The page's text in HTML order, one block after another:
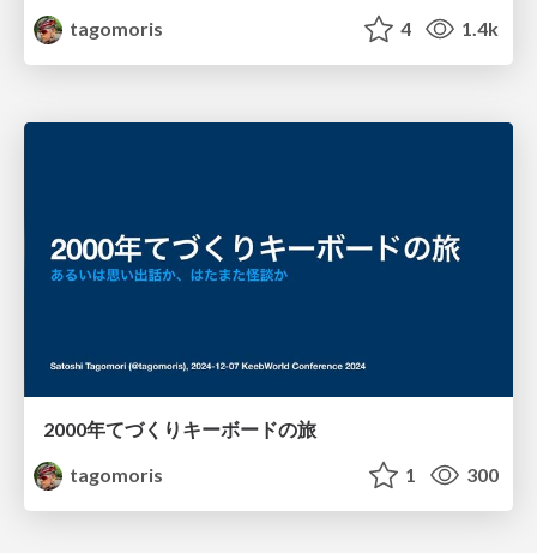
tagomoris
4 1.4k
2000年てづくりキーボードの旅
tagomoris
1 300